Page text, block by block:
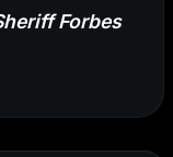
Forbes